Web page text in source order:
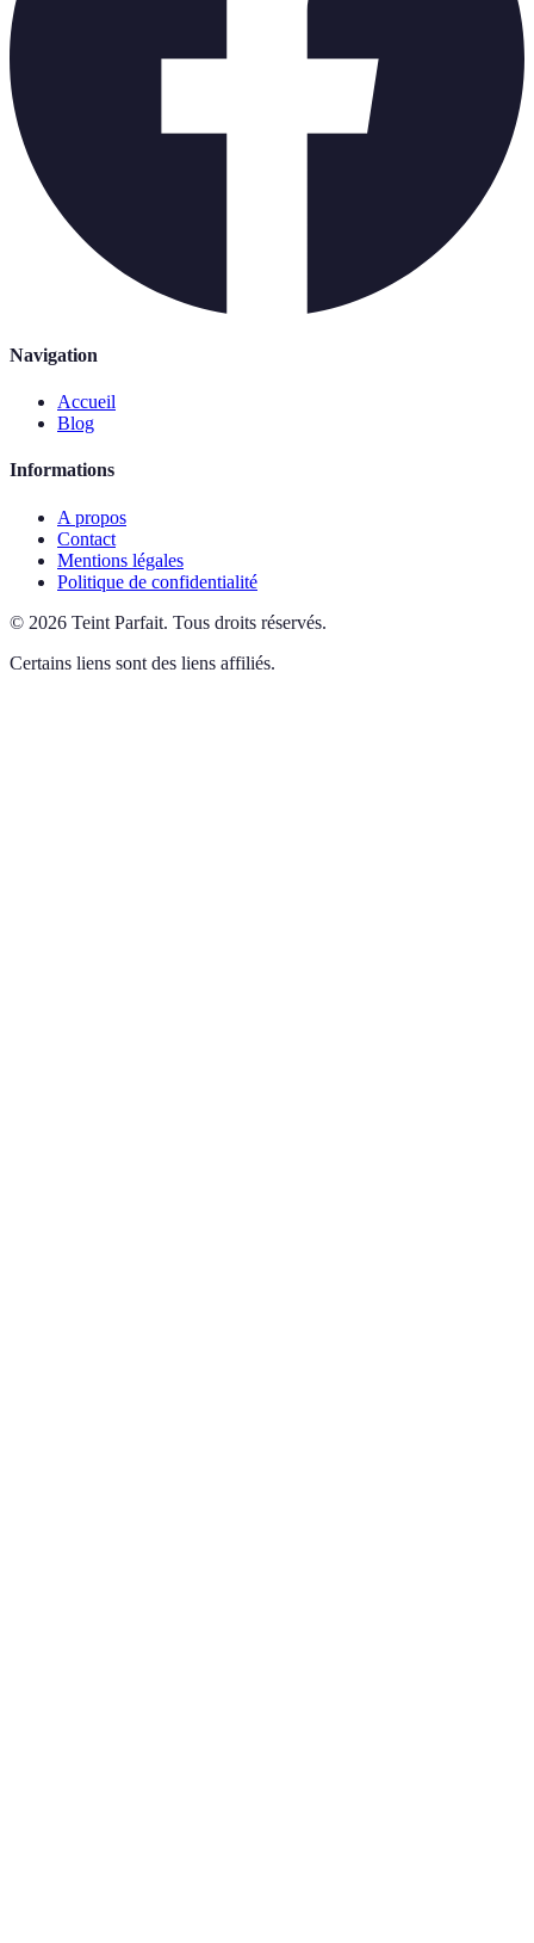
Navigation
Accueil
Blog
Informations
A propos
Contact
Mentions légales
Politique de confidentialité
© 2026 Teint Parfait. Tous droits réservés.
Certains liens sont des liens affiliés.